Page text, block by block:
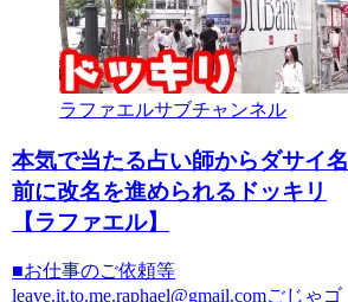
ラファエルサブチャンネル
本気で当たる占い師からダサイ名
前に改名を進められるドッキリ
【ラファエル】
■お仕事のご依頼等
leave.it.to.me.raphael@gmail.comごじゃゴ